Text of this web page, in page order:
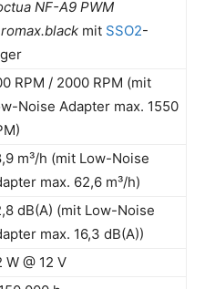
NF-A9 PWM
mit SSO2-
RPM / 2000 RPM (mit
Noise Adapter max. 1550
m³/h (mit Low-Noise
max. 62,6 m³/h)
dB(A) (mit Low-Noise
max. 16,3 dB(A))
W @ 12 V